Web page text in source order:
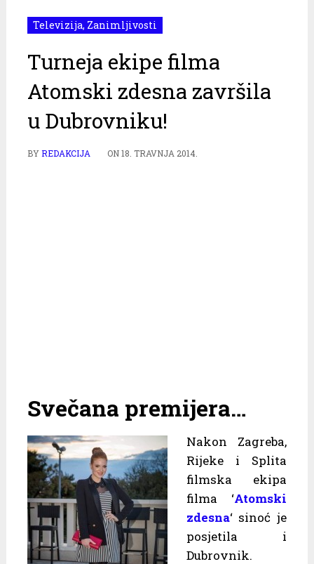
Televizija, Zanimljivosti
Turneja ekipe filma
Atomski zdesna završila
u Dubrovniku!
BYREDAKCIJA ON18. TRAVNJA 2014.
Svečana premijera…
Nakon Zagreba,
Rijeke i Splita
filmska ekipa
filma ‘Atomski
zdesna‘ sinoć je
posjetila i
Dubrovnik.